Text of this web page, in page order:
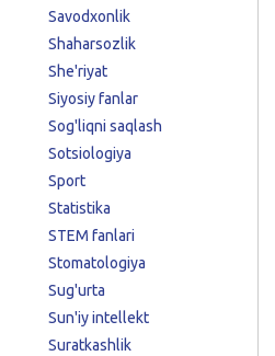
Savodxonlik
Shaharsozlik
She'riyat
Siyosiy fanlar
Sog'liqni saqlash
Sotsiologiya
Sport
Statistika
STEM fanlari
Stomatologiya
Sug'urta
Sun'iy intellekt
Suratkashlik